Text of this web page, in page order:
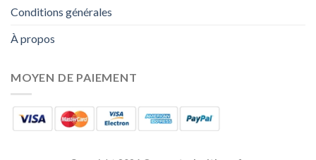
Conditions générales
À propos
MOYEN DE PAIEMENT